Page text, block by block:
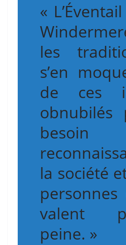
«
les
s’en
de ces
obnubilés
la société
personnes
valent
peine. »